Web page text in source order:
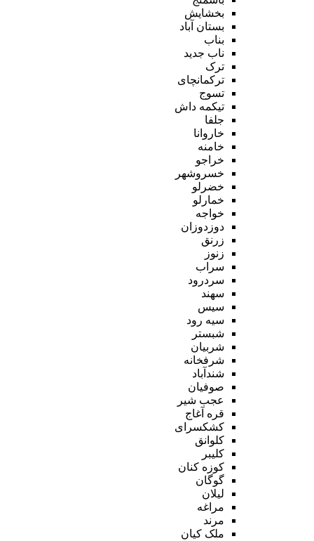
بخشایش
بستان آباد
بناب
ناب جدید
ترک
ترکمانچای
تسوج
تیکمه داش
جلفا
خاروانا
خامنه
خراجو
خسروشهر
خضرلو
خمارلو
خواجه
دوزدوزان
زرنق
زنوز
سراب
سردرود
سهند
سیس
سیه رود
شبستر
شربیان
شرفخانه
شندآباد
صوفیان
عجب شیر
قره آغاج
کشکسرای
کلوانق
کلیبر
کوزه کنان
گوگان
لیلان
مراغه
مرند
ملک کیان